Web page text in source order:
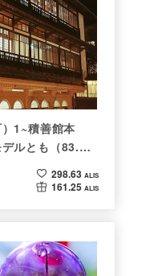
1~積善館本
ルとも（83.と
298.63 ALIS
161.25 ALIS